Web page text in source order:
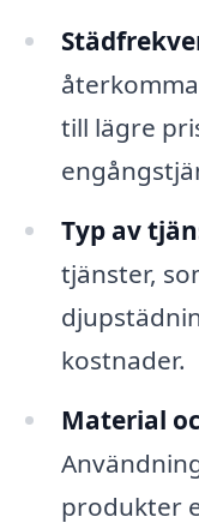
till lägre
Typ av
tjänster,
kostnader.
Material
produkter